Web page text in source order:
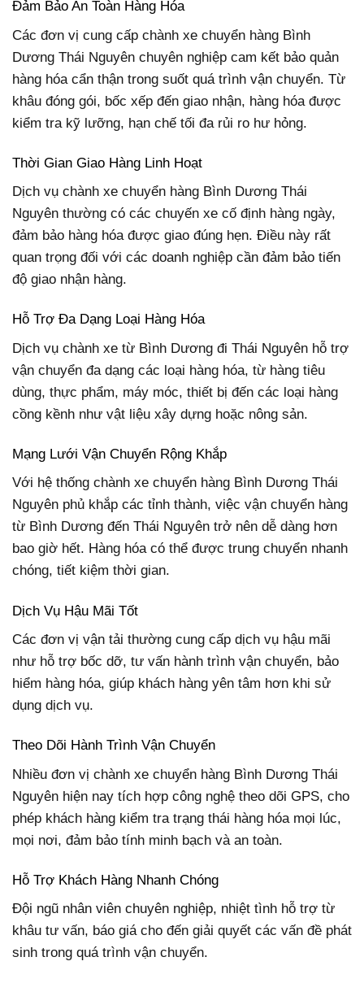
Đảm Bảo An Toàn Hàng Hóa
Các đơn vị cung cấp chành xe chuyển hàng Bình
Dương Thái Nguyên chuyên nghiệp cam kết bảo quản
hàng hóa cẩn thận trong suốt quá trình vận chuyển. Từ
khâu đóng gói, bốc xếp đến giao nhận, hàng hóa được
kiểm tra kỹ lưỡng, hạn chế tối đa rủi ro hư hỏng.
Thời Gian Giao Hàng Linh Hoạt
Dịch vụ chành xe chuyển hàng Bình Dương Thái
Nguyên thường có các chuyến xe cố định hàng ngày,
đảm bảo hàng hóa được giao đúng hẹn. Điều này rất
quan trọng đối với các doanh nghiệp cần đảm bảo tiến
độ giao nhận hàng.
Hỗ Trợ Đa Dạng Loại Hàng Hóa
Dịch vụ chành xe từ Bình Dương đi Thái Nguyên hỗ trợ
vận chuyển đa dạng các loại hàng hóa, từ hàng tiêu
dùng, thực phẩm, máy móc, thiết bị đến các loại hàng
cồng kềnh như vật liệu xây dựng hoặc nông sản.
Mạng Lưới Vận Chuyển Rộng Khắp
Với hệ thống chành xe chuyển hàng Bình Dương Thái
Nguyên phủ khắp các tỉnh thành, việc vận chuyển hàng
từ Bình Dương đến Thái Nguyên trở nên dễ dàng hơn
bao giờ hết. Hàng hóa có thể được trung chuyển nhanh
chóng, tiết kiệm thời gian.
Dịch Vụ Hậu Mãi Tốt
Các đơn vị vận tải thường cung cấp dịch vụ hậu mãi
như hỗ trợ bốc dỡ, tư vấn hành trình vận chuyển, bảo
hiểm hàng hóa, giúp khách hàng yên tâm hơn khi sử
dụng dịch vụ.
Theo Dõi Hành Trình Vận Chuyển
Nhiều đơn vị chành xe chuyển hàng Bình Dương Thái
Nguyên hiện nay tích hợp công nghệ theo dõi GPS, cho
phép khách hàng kiểm tra trạng thái hàng hóa mọi lúc,
mọi nơi, đảm bảo tính minh bạch và an toàn.
Hỗ Trợ Khách Hàng Nhanh Chóng
Đội ngũ nhân viên chuyên nghiệp, nhiệt tình hỗ trợ từ
khâu tư vấn, báo giá cho đến giải quyết các vấn đề phát
sinh trong quá trình vận chuyển.